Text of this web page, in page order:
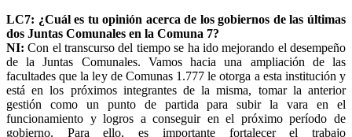
LC7: ¿Cuál es tu opinión acerca de los gobiernos de las últimas
dos Juntas Comunales en la Comuna 7?
NI: Con el transcurso del tiempo se ha ido mejorando el desempeño
de la Juntas Comunales. Vamos hacia una ampliación de las
facultades que la ley de Comunas 1.777 le otorga a esta institución y
está en los próximos integrantes de la misma, tomar la anterior
gestión como un punto de partida para subir la vara en el
funcionamiento y logros a conseguir en el próximo período de
gobierno. Para ello, es importante fortalecer el trabajo